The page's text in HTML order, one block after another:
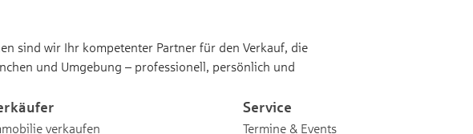
sind wir Ihr kompetenter Partner für den Verkauf, die
und Umgebung – professionell, persönlich und
verkaufen
Service
Termine & Events